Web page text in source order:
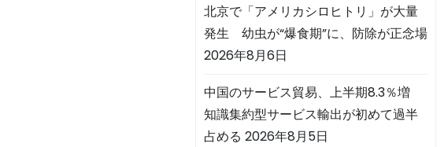
北京で「アメリカシロヒトリ」が大量
発生 幼虫が“爆食期”に、防除が正念場
2026年8月6日
中国のサービス貿易、上半期8.3％増
知識集約型サービス輸出が初めて過半
占める 2026年8月5日